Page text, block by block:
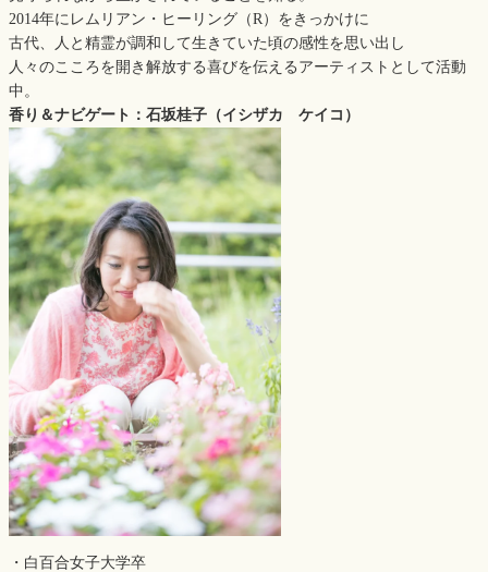
2014年にレムリアン・ヒーリング（R）をきっかけに
古代、人と精霊が調和して生きていた頃の感性を思い出し
人々のこころを開き解放する喜びを伝えるアーティストとして活動
中。
香り＆ナビゲート：石坂桂子（イシザカ ケイコ）
・白百合女子大学卒